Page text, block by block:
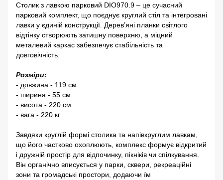
Столик з лавкою парковий DIO970.9 – це сучасний
парковий комплект, що поєднує круглий стіл та інтегровані
лавки у єдиній конструкції. Дерев’яні планки світлого
відтінку створюють затишну поверхню, а міцний
металевий каркас забезпечує стабільність та
довговічність.
Розміри:
- довжина - 119 см
- ширина - 55 см
- висота - 220 см
- вага - 220 кг
Завдяки круглій формі столика та напівкруглим лавкам,
що його частково охоплюють, комплекс формує відкритий
і дружній простір для відпочинку, пікніків чи спілкування.
Він органічно вписується у парки, сквери, рекреаційні
зони та громадські простори, додаючи їм